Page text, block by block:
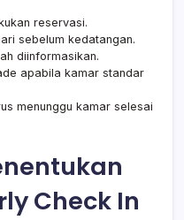
reservasi.
sebelum kedatangan.
diinformasikan.
apabila kamar standar
menunggu kamar selesai
Check In